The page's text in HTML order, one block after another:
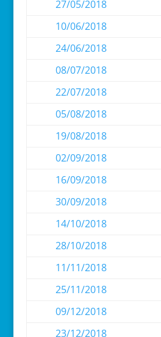
27/05/2018
10/06/2018
24/06/2018
08/07/2018
22/07/2018
05/08/2018
19/08/2018
02/09/2018
16/09/2018
30/09/2018
14/10/2018
28/10/2018
11/11/2018
25/11/2018
09/12/2018
23/12/2018